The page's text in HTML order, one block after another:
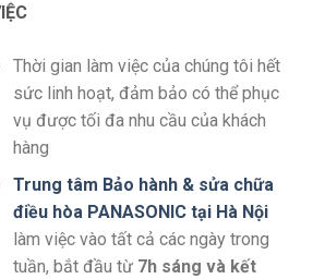
Thời gian làm việc của chúng tôi hết
sức linh hoạt, đảm bảo có thể phục
vụ được tối đa nhu cầu của khách
hàng
Trung tâm Bảo hành & sửa chữa
điều hòa PANASONIC tại Hà Nội
làm việc vào tất cả các ngày trong
tuần, bắt đầu từ 7h sáng và kết